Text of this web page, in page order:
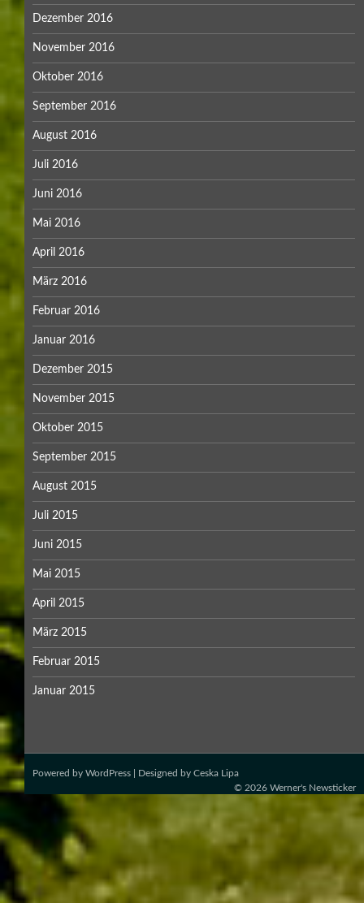
Dezember 2016
November 2016
Oktober 2016
September 2016
August 2016
Juli 2016
Juni 2016
Mai 2016
April 2016
März 2016
Februar 2016
Januar 2016
Dezember 2015
November 2015
Oktober 2015
September 2015
August 2015
Juli 2015
Juni 2015
Mai 2015
April 2015
März 2015
Februar 2015
Januar 2015
Powered by WordPress | Designed by Ceska Lipa
© 2026 Werner's Newsticker